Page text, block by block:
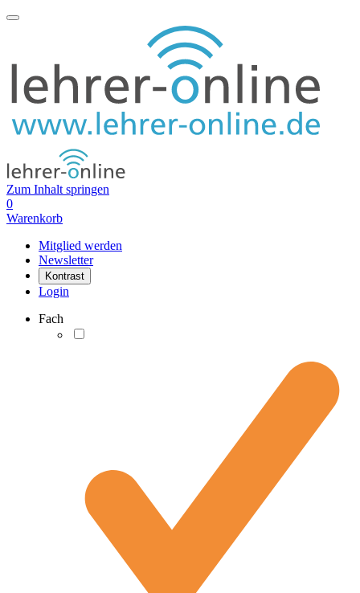
Zum Inhalt springen
0
Warenkorb
Mitglied werden
Newsletter
Kontrast
Login
Fach